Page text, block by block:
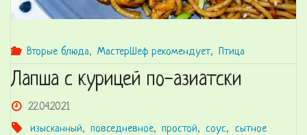
Вторые блюда, МастерШеф рекомендует, Птица
Лапша с курицей по-азиатски
22.04.2021
изысканный, повседневное, простой, соус, сытное